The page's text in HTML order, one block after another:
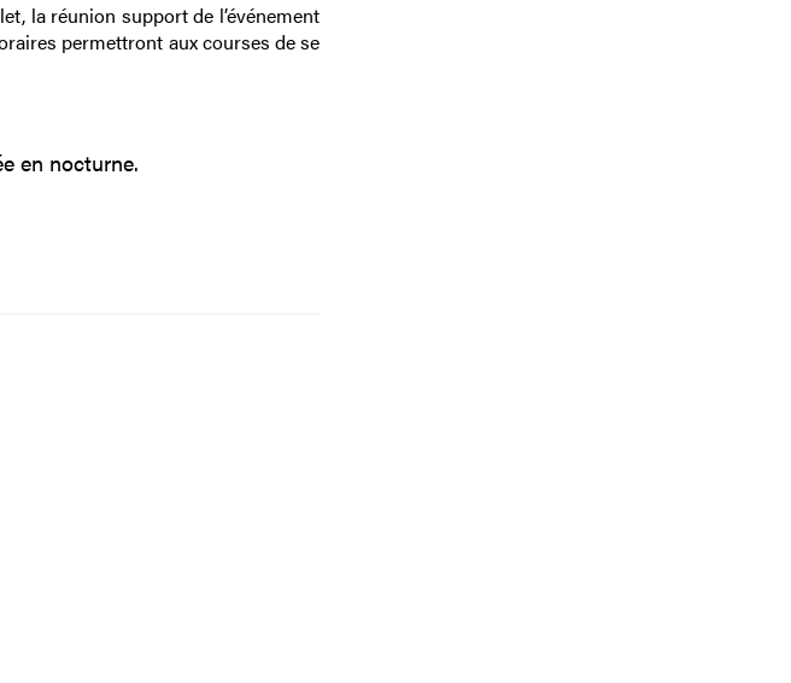
la réunion support de l’événement
permettront aux courses de se
en nocturne.